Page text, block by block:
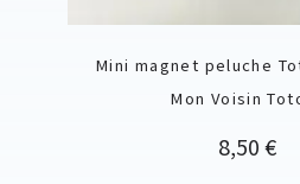
Mini magnet peluche
Mon Voisin
Prix
8,50 €